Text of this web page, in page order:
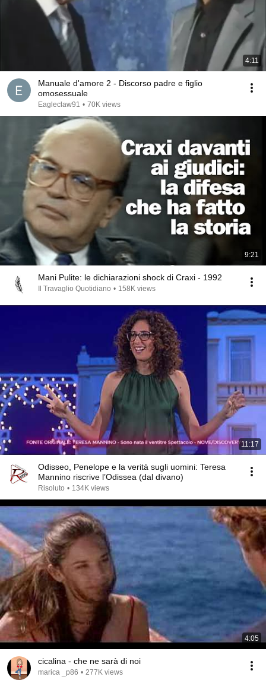
4:11
Manuale d'amore 2 - Discorso padre e figlio
omosessuale
Eagleclaw91 • 70K views
9:21
Mani Pulite: le dichiarazioni shock di Craxi - 1992
Il Travaglio Quotidiano • 158K views
11:17
Odisseo, Penelope e la verità sugli uomini: Teresa
Mannino riscrive l’Odissea (dal divano)
Risoluto • 134K views
4:05
cicalina - che ne sarà di noi
marica _p86 • 277K views